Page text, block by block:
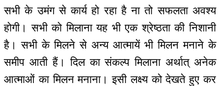
सभी के उमंग से कार्य हो रहा है ना तो सफलता अवश्य
होगी। सभी को मिलाना यह भी एक श्रेष्ठता की निशानी
है। सभी के मिलने से अन्य आत्मायें भी मिलन मनाने के
समीप आती हैं। दिल का संकल्प मिलाना अर्थात् अनेक
आत्माओं का मिलन मनाना। इसी लक्ष्य को देखते हुए कर